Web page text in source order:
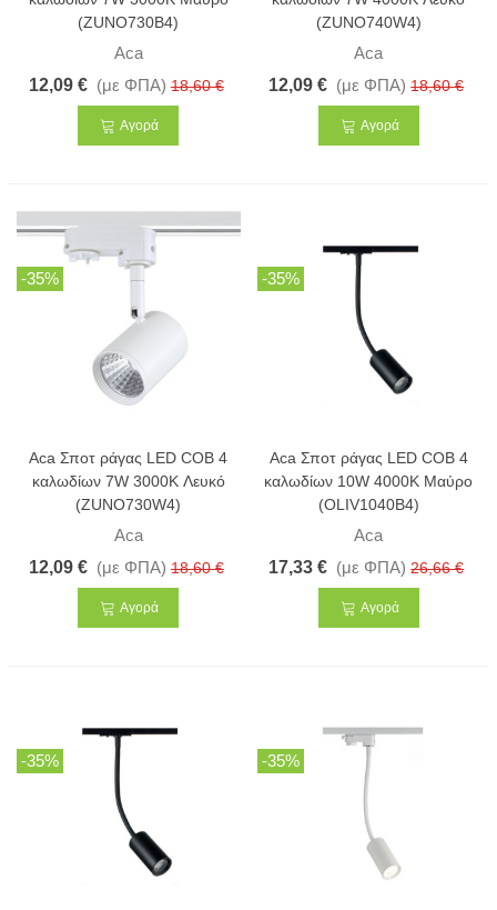
(ZUNO730B4)
Aca
12,09 € (με ΦΠΑ) 18,60 €
Αγορά
(ZUNO740W4)
Aca
12,09 € (με ΦΠΑ) 18,60 €
Αγορά
-35%
Aca Σποτ ράγας LED COB 4
καλωδίων 7W 3000K Λευκό
(ZUNO730W4)
Aca
12,09 € (με ΦΠΑ) 18,60 €
Αγορά
-35%
Aca Σποτ ράγας LED COB 4
καλωδίων 10W 4000K Μαύρο
(OLIV1040B4)
Aca
17,33 € (με ΦΠΑ) 26,66 €
Αγορά
-35% -35%